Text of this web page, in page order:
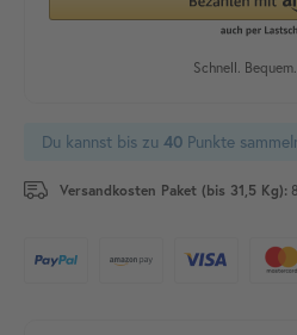
Du kannst bis zu 40 Punkte
Versandkosten Paket (bis 31,5 Kg):